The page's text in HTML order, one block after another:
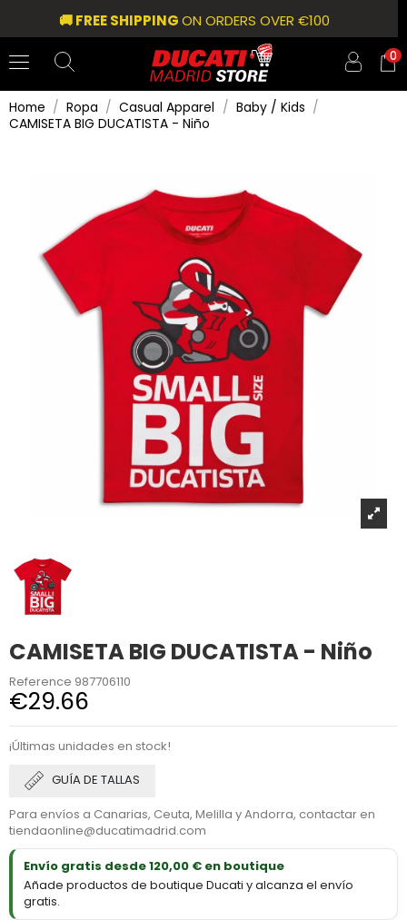
🚚 FREE SHIPPINGON ORDERS OVER €100
0
Home Ropa Casual Apparel
Baby / Kids
CAMISETA BIG DUCATISTA - Niño
CAMISETA BIG DUCATISTA - Niño
Reference 987706110
€29.66
¡Últimas unidades en stock!
GUÍA DE TALLAS
Para envíos a Canarias, Ceuta, Melilla y Andorra, contactar en
tiendaonline@ducatimadrid.com
Envío gratis desde 120,00 € en boutique
Añade productos de boutique Ducati y alcanza el envío
gratis.